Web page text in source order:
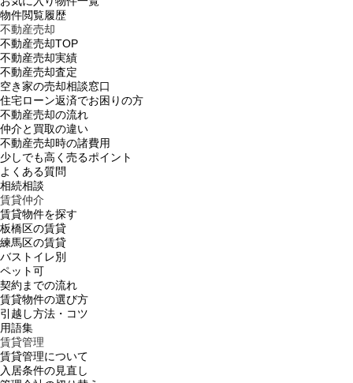
物件閲覧履歴
不動産売却
不動産売却TOP
不動産売却実績
不動産売却査定
空き家の売却相談窓口
住宅ローン返済でお困りの方
不動産売却の流れ
仲介と買取の違い
不動産売却時の諸費用
少しでも高く売るポイント
よくある質問
相続相談
賃貸仲介
賃貸物件を探す
板橋区の賃貸
練馬区の賃貸
バストイレ別
ペット可
契約までの流れ
賃貸物件の選び方
引越し方法・コツ
用語集
賃貸管理
賃貸管理について
入居条件の見直し